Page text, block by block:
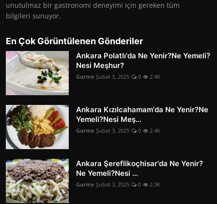
unutulmaz bir gastronomi deneyimi için gereken tüm
bilgileri sunuyor.
En Çok Görüntülenen Gönderiler
Ankara Polatlı'da Ne Yenir?Ne Yemeli?
Nesi Meşhur?
Gurme Şubat 3, 2025 0 2.4K
Ankara Kızılcahamam'da Ne Yenir?Ne
Yemeli?Nesi Meş...
Gurme Şubat 3, 2025 0 2.4K
Ankara Şereflikoçhisar'da Ne Yenir?
Ne Yemeli?Nesi ...
Gurme Şubat 3, 2025 0 2.3K